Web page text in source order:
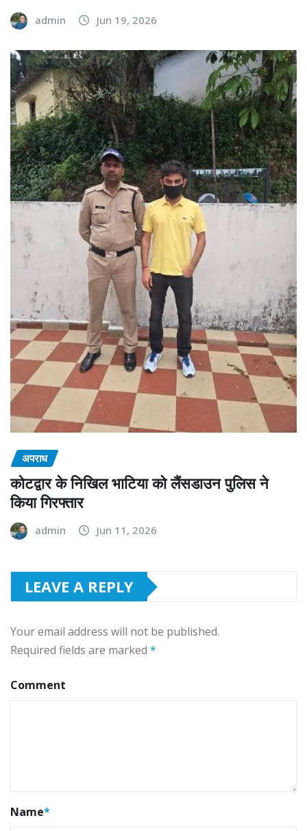
admin Jun 19, 2026
अपराध
कोटद्वार के निखिल भाटिया को लैंसडाउन पुलिस ने
किया गिरफ्तार
admin Jun 11, 2026
LEAVE A REPLY
Your email address will not be published.
Required fields are marked *
Comment
Name*